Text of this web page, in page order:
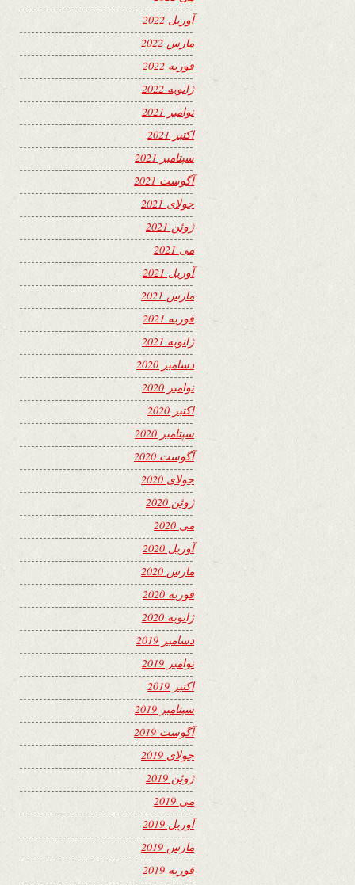
آوریل 2022
مارس 2022
فوریه 2022
ژانویه 2022
نوامبر 2021
اکتبر 2021
سپتامبر 2021
آگوست 2021
جولای 2021
ژوئن 2021
می 2021
آوریل 2021
مارس 2021
فوریه 2021
ژانویه 2021
دسامبر 2020
نوامبر 2020
اکتبر 2020
سپتامبر 2020
آگوست 2020
جولای 2020
ژوئن 2020
می 2020
آوریل 2020
مارس 2020
فوریه 2020
ژانویه 2020
دسامبر 2019
نوامبر 2019
اکتبر 2019
سپتامبر 2019
آگوست 2019
جولای 2019
ژوئن 2019
می 2019
آوریل 2019
مارس 2019
فوریه 2019